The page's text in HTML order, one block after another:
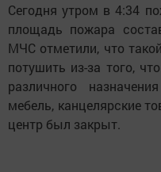
Сегодня утром в 4:34
площадь пожара
МЧС отметили, что
потушить из-за того,
различного
мебель, канцелярские
центр был закрыт.